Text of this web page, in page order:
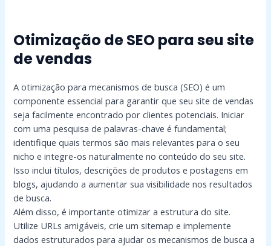
Otimização de SEO para seu site
de vendas
A otimização para mecanismos de busca (SEO) é um
componente essencial para garantir que seu site de vendas
seja facilmente encontrado por clientes potenciais. Iniciar
com uma pesquisa de palavras-chave é fundamental;
identifique quais termos são mais relevantes para o seu
nicho e integre-os naturalmente no conteúdo do seu site.
Isso inclui títulos, descrições de produtos e postagens em
blogs, ajudando a aumentar sua visibilidade nos resultados
de busca.
Além disso, é importante otimizar a estrutura do site.
Utilize URLs amigáveis, crie um sitemap e implemente
dados estruturados para ajudar os mecanismos de busca a